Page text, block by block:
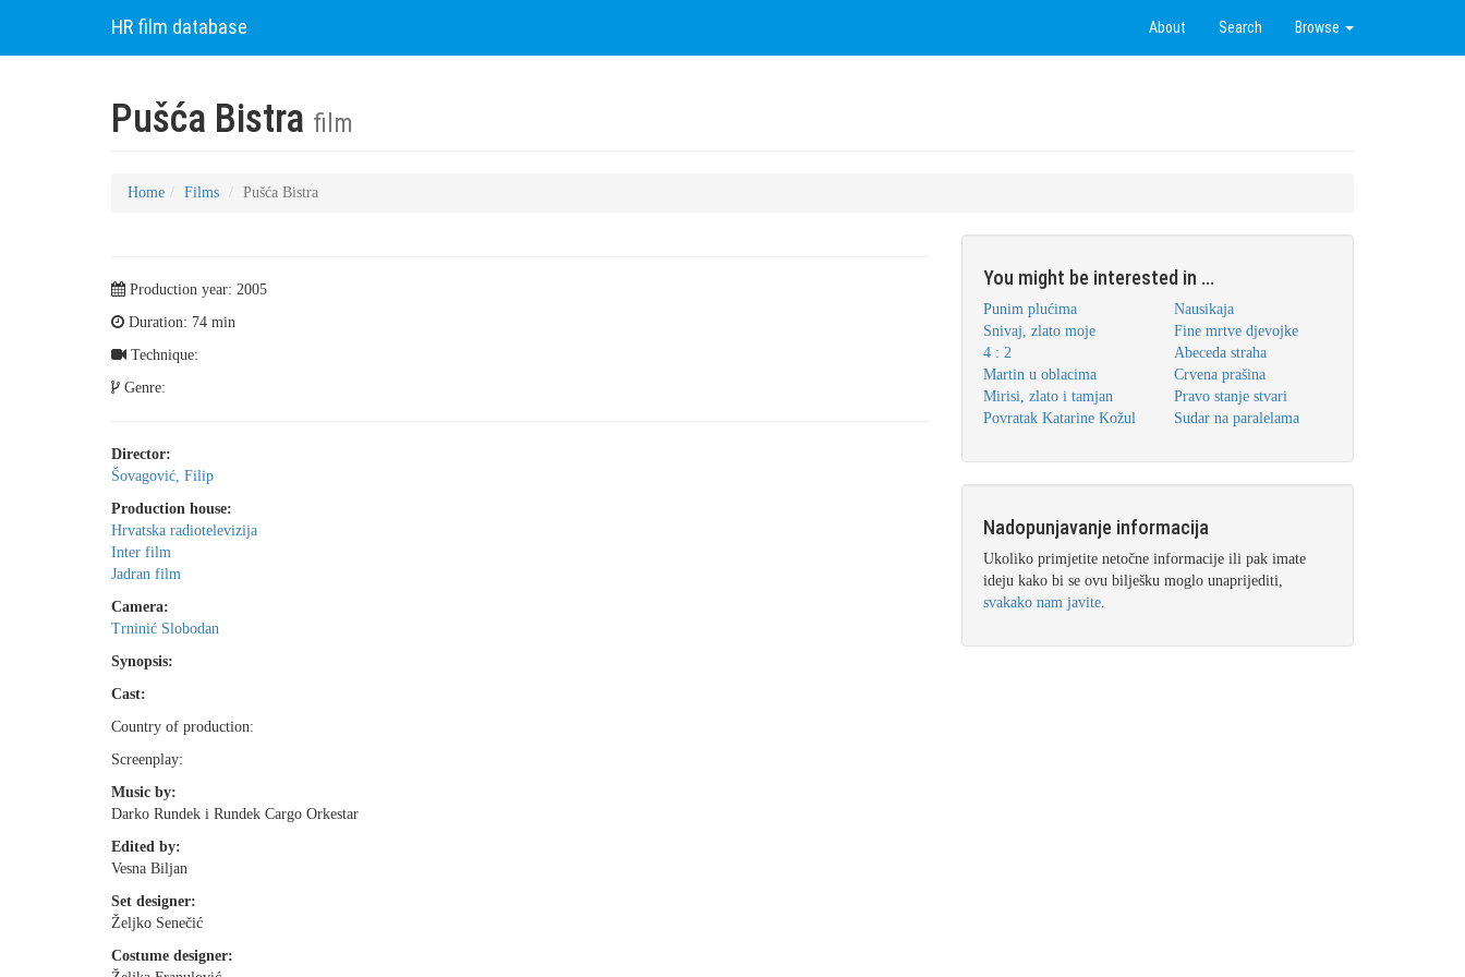
HR film database About Search Browse
Pušća Bistra film
Home Films Pušća Bistra
Production year: 2005
Duration: 74 min
Technique:
Genre:
Director:
Šovagović, Filip
Production house:
Hrvatska radiotelevizija
Inter film
Jadran film
Camera:
Trninić Slobodan
Synopsis:
Cast:
Country of production:
Screenplay:
Music by:
Darko Rundek i Rundek Cargo Orkestar
Edited by:
Vesna Biljan
Set designer:
Željko Senečić
Costume designer:
You might be interested in ...
Punim plućima
Snivaj, zlato moje
4 : 2
Martin u oblacima
Mirisi, zlato i tamjan
Povratak Katarine Kožul
Nausikaja
Fine mrtve djevojke
Abeceda straha
Crvena prašina
Pravo stanje stvari
Sudar na paralelama
Nadopunjavanje informacija
Ukoliko primjetite netočne informacije ili pak imate
ideju kako bi se ovu bilješku moglo unaprijediti,
svakako nam javite.